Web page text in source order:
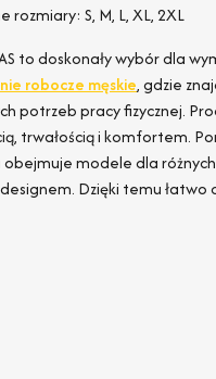
rozmiary: S, M, L, XL, 2XL
to doskonały wybór dla
robocze męskie, gdzie
potrzeb pracy fizycznej.
trwałością i komfortem.
modele dla
Dzięki temu